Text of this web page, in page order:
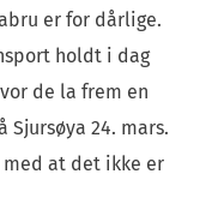
er for dårlige.
holdt i dag
de la frem en
24. mars.
at det ikke er